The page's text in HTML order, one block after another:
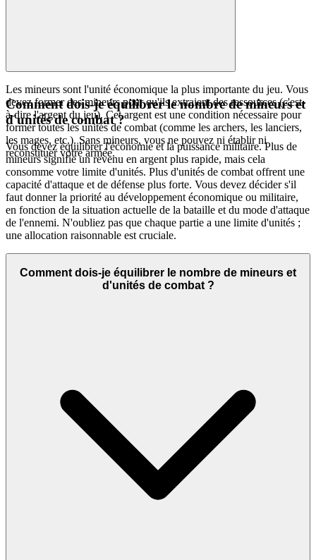
Les mineurs sont l'unité économique la plus importante du jeu. Vous
devez former des mineurs pour qu'ils extraient des ressources (c'est-
à-dire l'argent du jeu). Cet argent est une condition nécessaire pour
former toutes les unités de combat (comme les archers, les lanciers,
les mages, etc.). Sans mineurs, vous ne pouvez ni établir ni
reconstituer votre armée.
Comment dois-je équilibrer le nombre de mineurs et
d'unités de combat ?
Vous devez équilibrer l'économie et la puissance militaire. Plus de
mineurs signifie un revenu en argent plus rapide, mais cela
consomme votre limite d'unités. Plus d'unités de combat offrent une
capacité d'attaque et de défense plus forte. Vous devez décider s'il
faut donner la priorité au développement économique ou militaire,
en fonction de la situation actuelle de la bataille et du mode d'attaque
de l'ennemi. N'oubliez pas que chaque partie a une limite d'unités ;
une allocation raisonnable est cruciale.
Comment dois-je équilibrer le nombre de mineurs et
d'unités de combat ?